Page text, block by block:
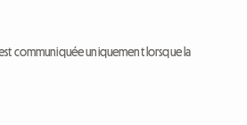
communiquée uniquement lorsque la